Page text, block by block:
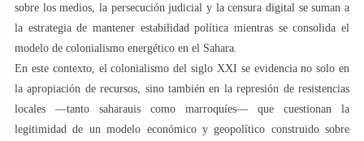
sobre los medios, la persecución judicial y la censura digital se suman a
la estrategia de mantener estabilidad política mientras se consolida el
modelo de colonialismo energético en el Sahara.
En este contexto, el colonialismo del siglo XXI se evidencia no solo en
la apropiación de recursos, sino también en la represión de resistencias
locales —tanto saharauis como marroquíes— que cuestionan la
legitimidad de un modelo económico y geopolítico construido sobre